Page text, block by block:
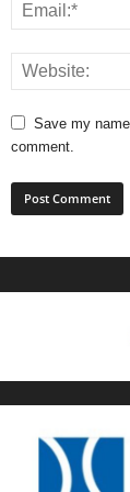
Save my
comment.